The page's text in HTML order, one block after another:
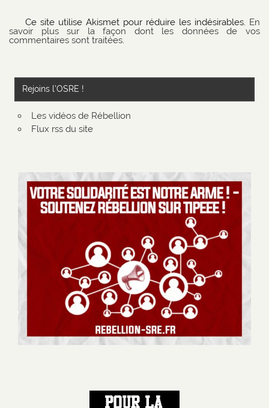
Ce site utilise Akismet pour réduire les indésirables. En
savoir plus sur la façon dont les données de vos
commentaires sont traitées.
Rejoins l’OSRE !
Les vidéos de Rébellion
Flux rss du site